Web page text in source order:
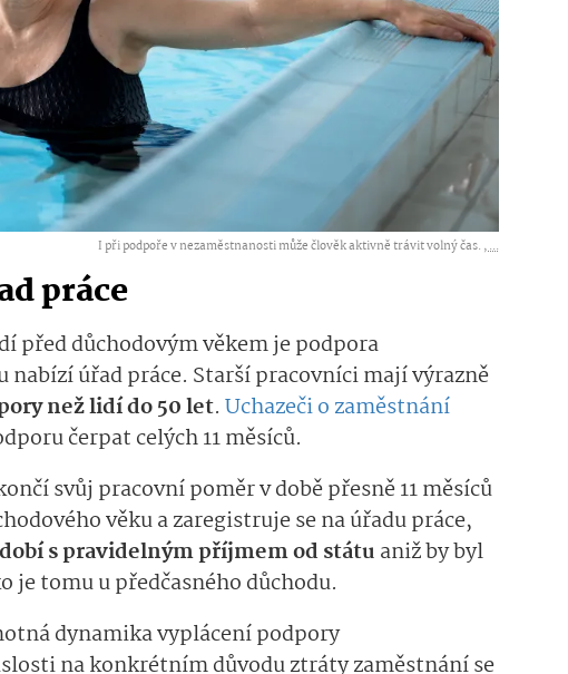
I při podpoře v nezaměstnanosti může člověk aktivně trávit volný čas. ,...
práce
před důchodovým věkem je podpora
úřad práce. Starší pracovníci mají výrazně
než lidí do 50 let. Uchazeči o zaměstnání
čerpat celých 11 měsíců.
svůj pracovní poměr v době přesně 11 měsíců
věku a zaregistruje se na úřadu práce,
s pravidelným příjmem od státu aniž by byl
je tomu u předčasného důchodu.
dynamika vyplácení podpory
na konkrétním důvodu ztráty zaměstnání se